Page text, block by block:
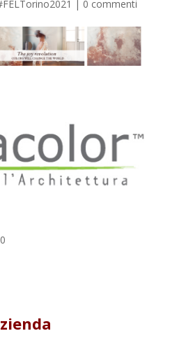
| 0 commenti